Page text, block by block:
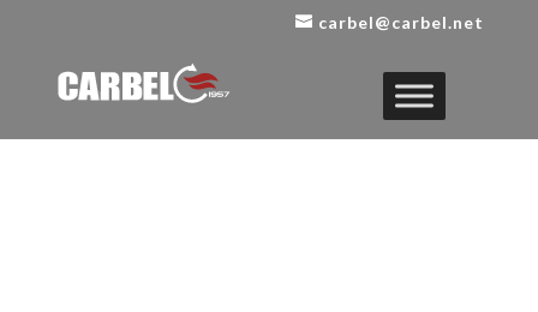
carbel@carbel.net